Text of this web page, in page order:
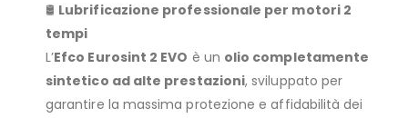
🛢️ Lubrificazione professionale per motori 2
tempi
L’Efco Eurosint 2 EVO è un olio completamente
sintetico ad alte prestazioni, sviluppato per
garantire la massima protezione e affidabilità dei